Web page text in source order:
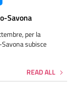
Savona
per la
subisce
READ ALL